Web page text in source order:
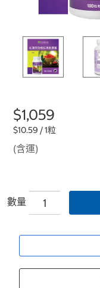
$1,059
$10.59 / 1粒
(含運)
數量